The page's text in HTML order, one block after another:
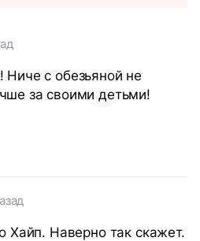
Ниче с обезьяной не
за своими детьми!
Хайп. Наверно так скажет.